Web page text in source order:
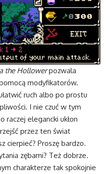
the Hollowerpozwala
modyfikatorów.
ruch albo po prostu
I nie czuć w tym
raczej elegancki ukłon
przez ten świat
cierpieć? Proszę bardzo.
zębami? Też dobrze.
charakterze tak spokojnie